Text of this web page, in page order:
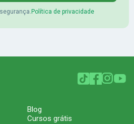
Política de privacidade
Blog
Cursos grátis